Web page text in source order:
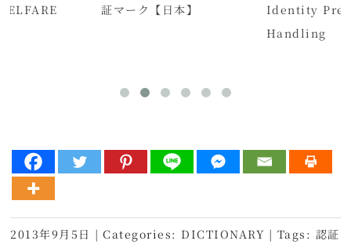
証マーク【日本】
Identity
Handling
2013年9月5日 | Categories: DICTIONARY | Tags: 認証